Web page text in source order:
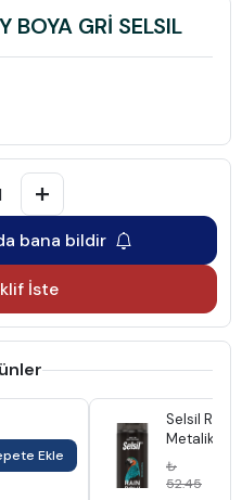
BOYA GRİ SELSIL
bana bildir
İste
Ekle
Selsil
Metalik Gri
Sprey Boya
Raınbow
₺
52.45